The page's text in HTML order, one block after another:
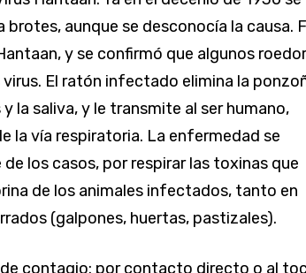
brotes, aunque se desconocía la causa.
y se confirmó que algunos
El ratón infectado elimina la
la saliva, y le transmite al ser humano,
la vía respiratoria. La enfermedad se
los casos, por respirar las toxinas que
de los animales infectados, tanto en
(galpones, huertas, pastizales).
contagio: por contacto directo o al